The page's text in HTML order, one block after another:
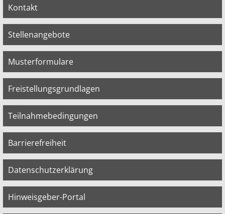
Kontakt
Stellenangebote
Musterformulare
Freistellungsgrundlagen
Teilnahmebedingungen
Barrierefreiheit
Datenschutzerklärung
Hinweisgeber-Portal